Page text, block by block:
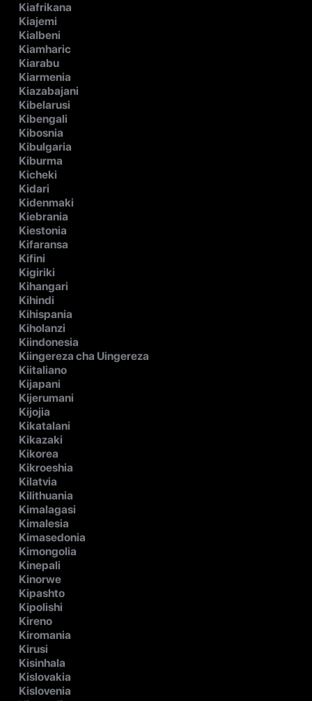
Kiafrikana
Kiajemi
Kialbeni
Kiamharic
Kiarabu
Kiarmenia
Kiazabajani
Kibelarusi
Kibengali
Kibosnia
Kibulgaria
Kiburma
Kicheki
Kidari
Kidenmaki
Kiebrania
Kiestonia
Kifaransa
Kifini
Kigiriki
Kihangari
Kihindi
Kihispania
Kiholanzi
Kiindonesia
Kiingereza cha Uingereza
Kiitaliano
Kijapani
Kijerumani
Kijojia
Kikatalani
Kikazaki
Kikorea
Kikroeshia
Kilatvia
Kilithuania
Kimalagasi
Kimalesia
Kimasedonia
Kimongolia
Kinepali
Kinorwe
Kipashto
Kipolishi
Kireno
Kiromania
Kirusi
Kisinhala
Kislovakia
Kislovenia